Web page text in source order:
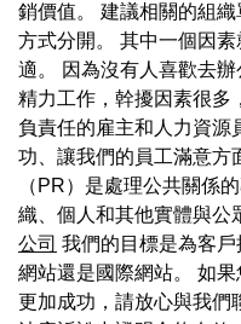
銷價值。 建議相關的組
方式分開。 其中一個因
適。 因為沒有人喜歡去
精力工作，幹擾因素很多
負責任的雇主和人力資源
功、讓我們的員工滿意方
（PR）是處理公共關係
織、個人和其他實體與公
公司 我們的目標是為客
網站還是國際網站。 如
更加成功，請放心與我們